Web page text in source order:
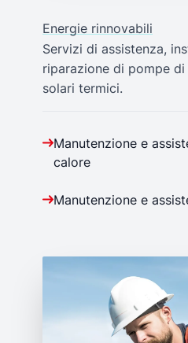
Energie rinnovabili
Servizi di assistenza,
riparazione di pompe
solari termici.
Manutenzione e
calore
Manutenzione e